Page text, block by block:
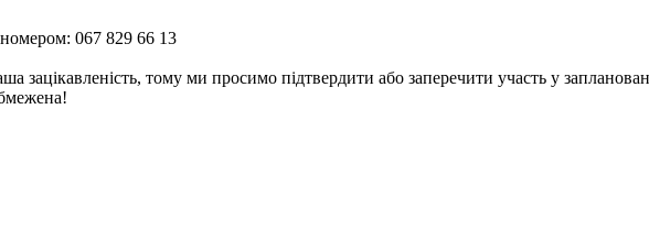
067 829 66 13
зацікавленість, тому ми просимо підтвердити або заперечити участь у